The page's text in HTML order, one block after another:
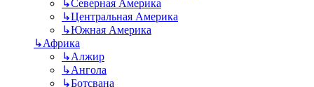
↳Северная Америка
↳Центральная Америка
↳Южная Америка
↳Африка
↳Алжир
↳Ангола
↳Ботсвана